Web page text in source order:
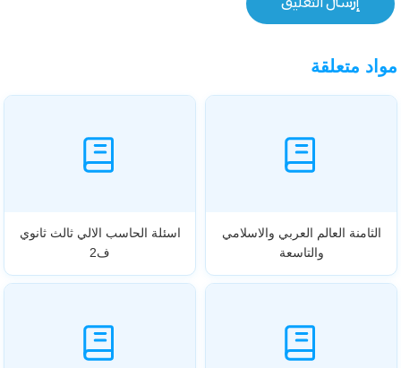
مواد متعلقة
الثامنة العالم العربي والاسلامي
والتاسعة
اسئلة الحاسب الالي ثالث ثانوي
ف2